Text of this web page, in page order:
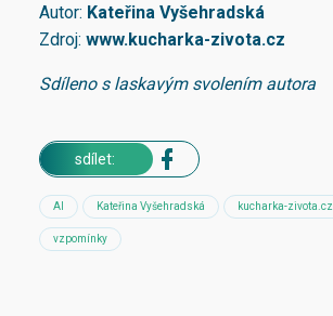
Autor: Kateřina Vyšehradská
Zdroj: www.kucharka-zivota.cz
Sdíleno s laskavým svolením autora
sdílet:
AI Kateřina Vyšehradská kucharka-zivota.cz
vzpomínky